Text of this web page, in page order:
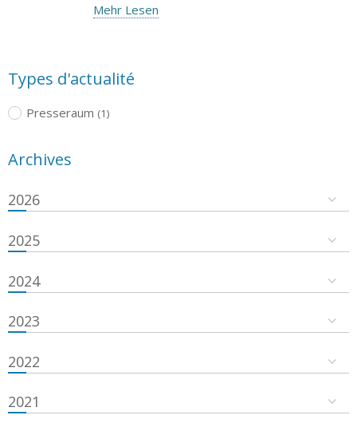
Mehr Lesen
Types d'actualité
Presseraum (1)
Archives
2026
2025
2024
2023
2022
2021